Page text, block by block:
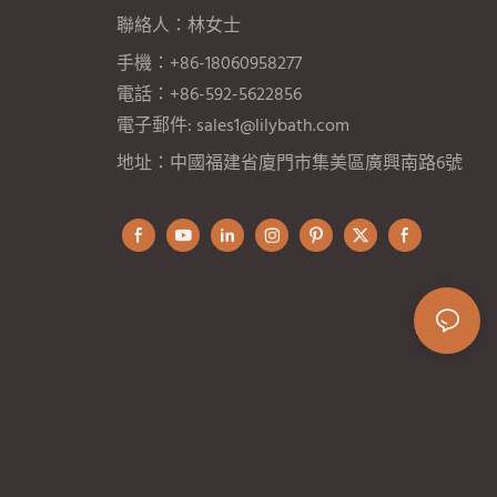
聯絡人：林女士
手機：+86-18060958277
電話：+86-592-5622856
電子郵件: sales1@lilybath.com
地址：中國福建省廈門市集美區廣興南路6號